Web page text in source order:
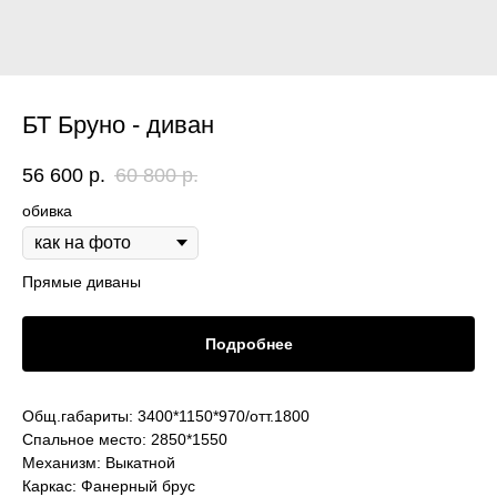
БТ Бруно - диван
56 600 р. 60 800 р.
обивка
Прямые диваны
Подробнее
Общ.габариты: 3400*1150*970/отт.1800
Спальное место: 2850*1550
Механизм: Выкатной
Каркас: Фанерный брус